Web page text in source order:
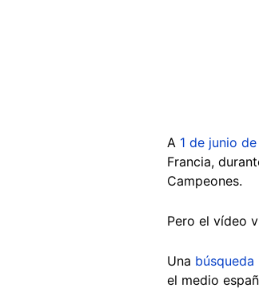
A 1 de junio
Francia,
Campeones.
Pero el vídeo
Una búsqueda
el medio